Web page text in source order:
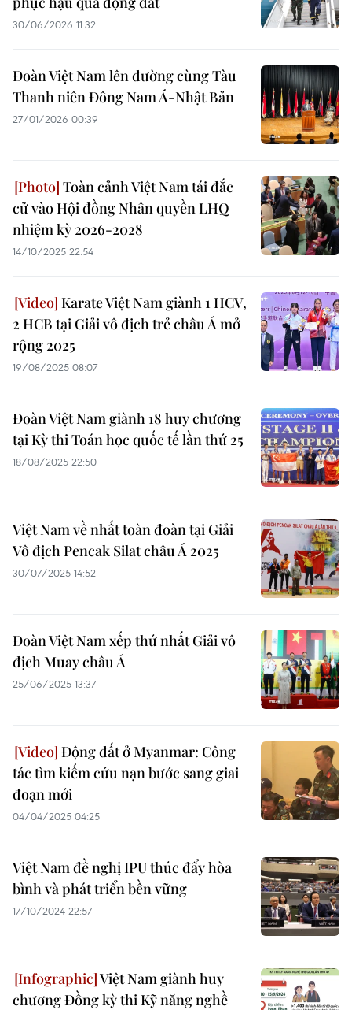
30/06/2026 11:32
Đoàn Việt Nam lên đường cùng Tàu
Thanh niên Đông Nam Á-Nhật Bản
27/01/2026 00:39
Toàn cảnh Việt Nam tái đắc
cử vào Hội đồng Nhân quyền LHQ
nhiệm kỳ 2026-2028
14/10/2025 22:54
Karate Việt Nam giành 1 HCV,
2 HCB tại Giải vô địch trẻ châu Á mở
rộng 2025
19/08/2025 08:07
Đoàn Việt Nam giành 18 huy chương
tại Kỳ thi Toán học quốc tế lần thứ 25
18/08/2025 22:50
Việt Nam về nhất toàn đoàn tại Giải
Vô địch Pencak Silat châu Á 2025
30/07/2025 14:52
Đoàn Việt Nam xếp thứ nhất Giải vô
địch Muay châu Á
25/06/2025 13:37
Động đất ở Myanmar: Công
tác tìm kiếm cứu nạn bước sang giai
đoạn mới
04/04/2025 04:25
Việt Nam đề nghị IPU thúc đẩy hòa
bình và phát triển bền vững
17/10/2024 22:57
Việt Nam giành huy
chương Đồng kỳ thi Kỹ năng nghề